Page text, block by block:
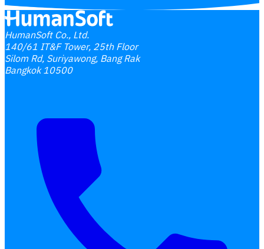
โปรแกรมบริหารงานบุคคล
การคิดเงินเดือน
เอกสารออนไลน์
ลางาน
โอที
เบี้ยขยัน
แบบฟอร์มประเมินพนักงาน
HumanSoft Co., Ltd.
140/61 IT&F Tower, 25th Floor
Silom Rd, Suriyawong, Bang Rak
Bangkok 10500